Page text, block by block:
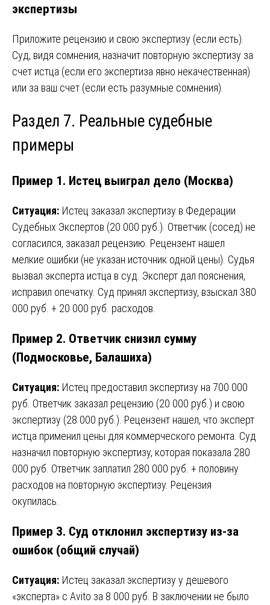
экспертизы
Приложите рецензию и свою экспертизу (если есть).
Суд, видя сомнения, назначит повторную экспертизу за
счет истца (если его экспертиза явно некачественная)
или за ваш счет (если есть разумные сомнения).
Раздел 7. Реальные судебные
примеры
Пример 1. Истец выиграл дело (Москва)
Ситуация: Истец заказал экспертизу в Федерации
Судебных Экспертов (20 000 руб.). Ответчик (сосед) не
согласился, заказал рецензию. Рецензент нашел
мелкие ошибки (не указан источник одной цены). Судья
вызвал эксперта истца в суд. Эксперт дал пояснения,
исправил опечатку. Суд принял экспертизу, взыскал 380
000 руб. + 20 000 руб. расходов.
Пример 2. Ответчик снизил сумму
(Подмосковье, Балашиха)
Ситуация: Истец предоставил экспертизу на 700 000
руб. Ответчик заказал рецензию (20 000 руб.) и свою
экспертизу (28 000 руб.). Рецензент нашел, что эксперт
истца применил цены для коммерческого ремонта. Суд
назначил повторную экспертизу, которая показала 280
000 руб. Ответчик заплатил 280 000 руб. + половину
расходов на повторную экспертизу. Рецензия
окупилась.
Пример 3. Суд отклонил экспертизу из-за
ошибок (общий случай)
Ситуация: Истец заказал экспертизу у дешевого
«эксперта» с Avito за 8 000 руб. В заключении не было